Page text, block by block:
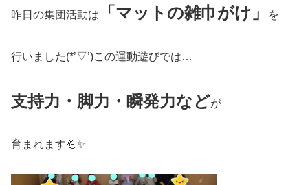
昨日の集団活動は 「マットの雑巾がけ」 を
行いました(*’▽’)この運動遊びでは…
支持力・脚力・瞬発力などが
育まれます💪✨